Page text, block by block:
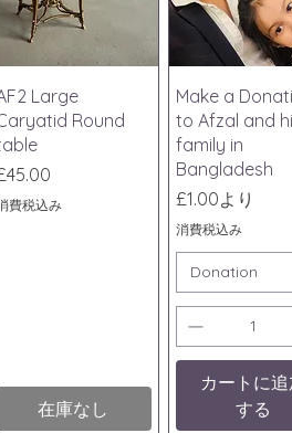
クイックビュー
Large
Round
格
費税込み
在庫なし
クイックビ
Make a
to Afzal and
family in
Bangladesh
£1.00より
セール価格
消費税込み
Donation
カートに追
する